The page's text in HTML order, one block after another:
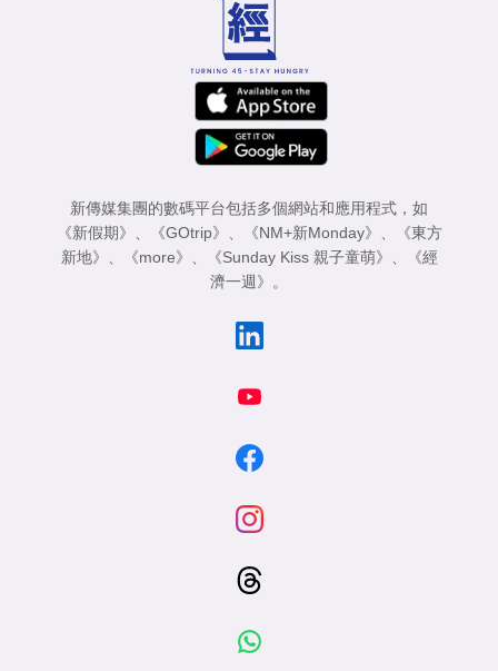
新傳媒集團的數碼平台包括多個網站和應用程式，如
《新假期》
《GOtrip》 《NM+新Monday》
《東方
新地》
《more》 《Sunday Kiss 親子童萌》
《經
濟一週》
。